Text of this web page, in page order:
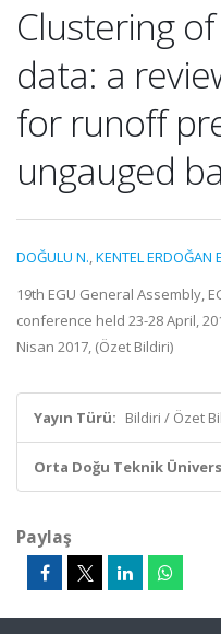
Clustering
data: a
for runoff
ungauged
DOĞULU N.,KENTEL ERDOĞAN
19th EGU General Assembly,
conference held 23-28 April,
Nisan 2017, (Özet Bildiri)
Yayın Türü: Bildiri / Özet
Orta Doğu Teknik
Paylaş